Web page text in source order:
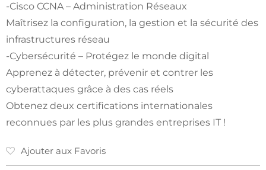
-Cisco CCNA – Administration Réseaux
Maîtrisez la configuration, la gestion et la sécurité des
infrastructures réseau
-Cybersécurité – Protégez le monde digital
Apprenez à détecter, prévenir et contrer les
cyberattaques grâce à des cas réels
Obtenez deux certifications internationales
reconnues par les plus grandes entreprises IT !
Ajouter aux Favoris